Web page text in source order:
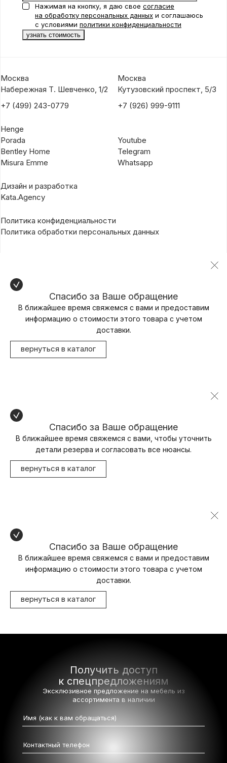
Нажимая на кнопку, я даю свое согласие
на обработку персональных данных и соглашаюсь
с условиями политики конфиденциальности
Москва
Набережная Т. Шевченко, 1/2
+7 (499) 243-0779
Москва
Кутузовский проспект, 5/3
+7 (926) 999-9111
Henge
Porada
Bentley Home
Misura Emme
Youtube
Telegram
Whatsapp
Дизайн и разработка
Kata.Agency
Политика конфиденциальности
Политика обработки персональных данных
Спасибо за Ваше обращение
В ближайшее время свяжемся с вами и предоставим
информацию о стоимости этого товара с учетом
доставки.
вернуться в каталог
Спасибо за Ваше обращение
В ближайшее время свяжемся с вами, чтобы уточнить
детали резерва и согласовать все нюансы.
вернуться в каталог
Спасибо за Ваше обращение
В ближайшее время свяжемся с вами и предоставим
информацию о стоимости этого товара с учетом
доставки.
вернуться в каталог
Получить доступ
к спецпредложениям
Эксклюзивное предложение на мебель из
ассортимента в наличии